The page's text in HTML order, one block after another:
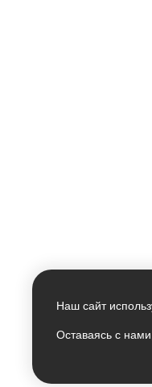
Наш сайт
Оставаясь с